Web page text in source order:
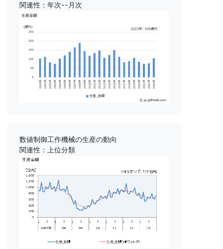
関連性：年次--月次
数値制御工作機械の生産の動向
関連性：上位分類